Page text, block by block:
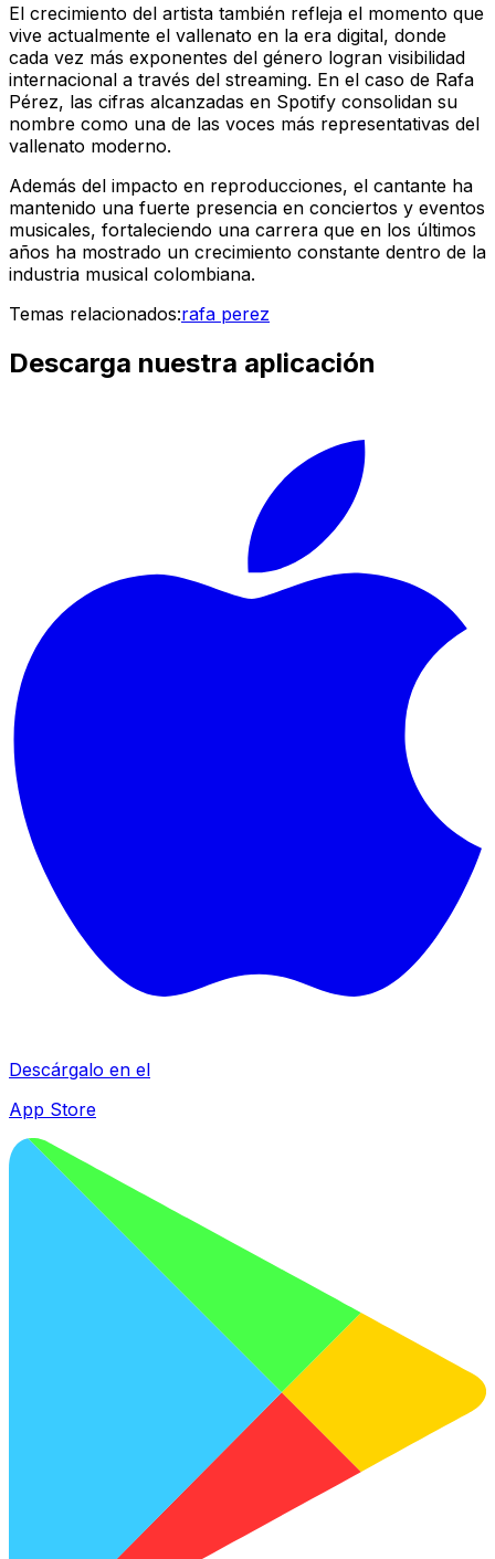
El crecimiento del artista también refleja el momento que
vive actualmente el vallenato en la era digital, donde
cada vez más exponentes del género logran visibilidad
internacional a través del streaming. En el caso de Rafa
Pérez, las cifras alcanzadas en Spotify consolidan su
nombre como una de las voces más representativas del
vallenato moderno.
Además del impacto en reproducciones, el cantante ha
mantenido una fuerte presencia en conciertos y eventos
musicales, fortaleciendo una carrera que en los últimos
años ha mostrado un crecimiento constante dentro de la
industria musical colombiana.
Temas relacionados:rafa perez
Descarga nuestra aplicación
Descárgalo en el
App Store